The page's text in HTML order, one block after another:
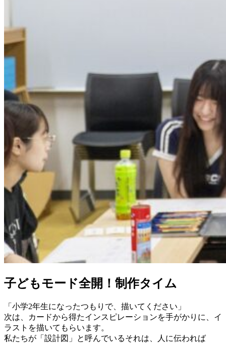
子どもモード全開！制作タイム
「小学2年生になったつもりで、描いてください」
次は、カードから得たインスピレーションを手がかりに、イ
ラストを描いてもらいます。
私たちが「設計図」と呼んでいるそれは、人に伝われば